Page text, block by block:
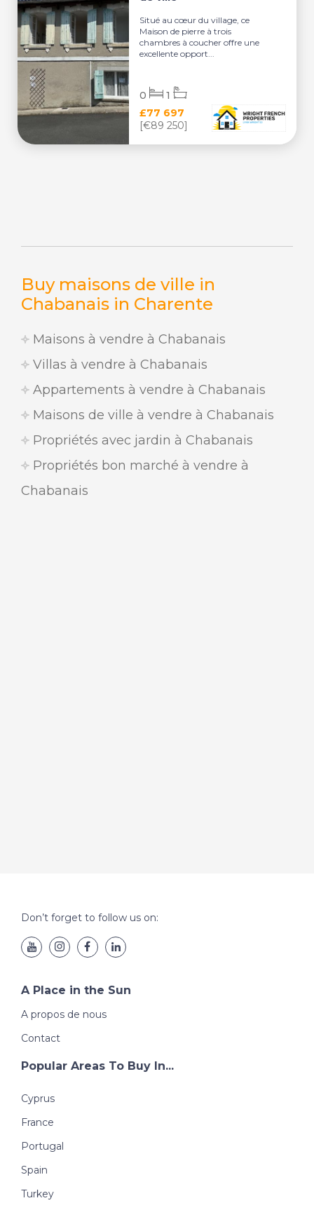
Buy maisons de ville in
Chabanais in Charente
Maisons à vendre à Chabanais
Villas à vendre à Chabanais
Appartements à vendre à Chabanais
Maisons de ville à vendre à Chabanais
Propriétés avec jardin à Chabanais
Propriétés bon marché à vendre à
Chabanais
Situé au cœur du village, ce
Maison de pierre à trois
chambres à coucher offre une
excellente opport...
£77 697
[€89 250]
0 1
Don’t forget to follow us on:
A Place in the Sun
A propos de nous
Contact
Popular Areas To Buy In...
Cyprus
France
Portugal
Spain
Turkey